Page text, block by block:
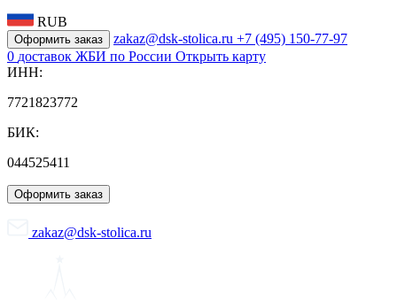
RUB
Оформить заказ zakaz@dsk-stolica.ru +7 (495) 150-77-97
0 доставок ЖБИ по России Открыть карту
ИНН:
7721823772
БИК:
044525411
Оформить заказ
zakaz@dsk-stolica.ru